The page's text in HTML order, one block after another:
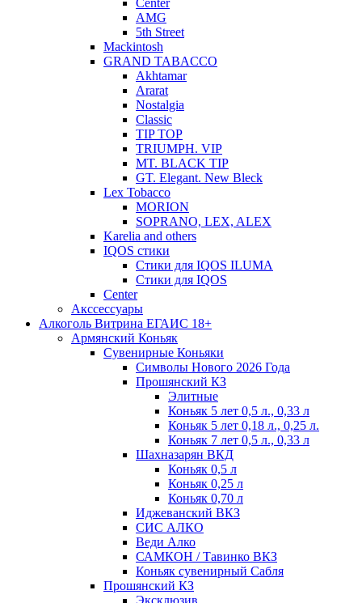
Center
AMG
5th Street
Mackintosh
GRAND TABACCO
Akhtamar
Ararat
Nostalgia
Classic
TIP TOP
TRIUMPH. VIP
MT. BLACK TIP
GT. Elegant. New Bleck
Lex Tobacco
MORION
SOPRANO, LEX, ALEX
Karelia and others
IQOS стики
Стики для IQOS ILUMA
Стики для IQOS
Сenter
Акссессуары
Алкоголь Витрина ЕГАИС 18+
Армянский Коньяк
Сувенирные Коньяки
Символы Нового 2026 Года
Прошянский КЗ
Элитные
Коньяк 5 лет 0,5 л., 0,33 л
Коньяк 5 лет 0,18 л., 0,25 л.
Коньяк 7 лет 0,5 л., 0,33 л
Шахназарян ВКД
Коньяк 0,5 л
Коньяк 0,25 л
Коньяк 0,70 л
Иджеванский ВКЗ
СИС АЛКО
Веди Алко
САМКОН / Тавинко ВКЗ
Коньяк сувенирный Сабля
Прошянский КЗ
Эксклюзив